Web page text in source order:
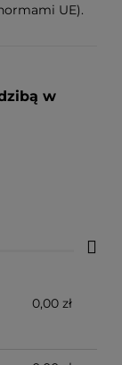
UE).
w
płatności
0,00 zł